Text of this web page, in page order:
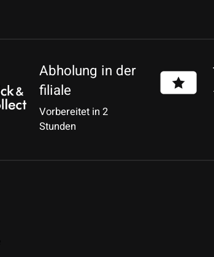
Abholung in der
filiale
Vorbereitet in 2
Stunden